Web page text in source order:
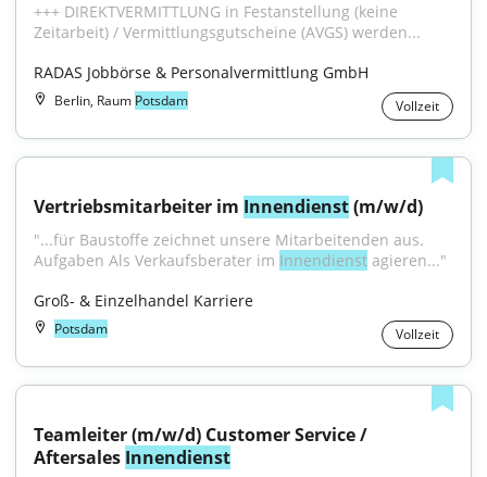
+++ DIREKTVERMITTLUNG in Festanstellung (keine
Zeitarbeit) / Vermittlungsgutscheine (AVGS) werden...
RADAS Jobbörse & Personalvermittlung GmbH
Berlin, Raum Potsdam Vollzeit
Vertriebsmitarbeiter im Innendienst (m/w/d)
"...für Baustoffe zeichnet unsere Mitarbeitenden aus.
Aufgaben Als Verkaufsberater im Innendienst agieren..."
Groß- & Einzelhandel Karriere
Potsdam Vollzeit
Teamleiter (m/w/d) Customer Service /
Aftersales Innendienst